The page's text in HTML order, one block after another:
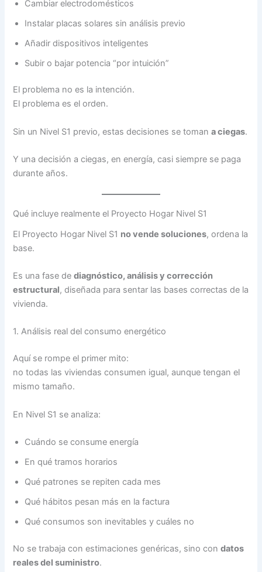
Cambiar electrodomésticos
Instalar placas solares sin análisis previo
Añadir dispositivos inteligentes
Subir o bajar potencia “por intuición”
El problema no es la intención.
El problema es el orden.
Sin un Nivel S1 previo, estas decisiones se tomana ciegas.
Y una decisión a ciegas, en energía, casi siempre se paga
durante años.
Qué incluye realmente el Proyecto Hogar Nivel S1
El Proyecto Hogar Nivel S1 no vende soluciones, ordena la
base.
Es una fase dediagnóstico, análisis y corrección
estructural, diseñada para sentar las bases correctas de la
vivienda.
1. Análisis real del consumo energético
Aquí se rompe el primer mito:
no todas las viviendas consumen igual, aunque tengan el
mismo tamaño.
En Nivel S1 se analiza:
Cuándo se consume energía
En qué tramos horarios
Qué patrones se repiten cada mes
Qué hábitos pesan más en la factura
Qué consumos son inevitables y cuáles no
No se trabaja con estimaciones genéricas, sino condatos
reales del suministro.